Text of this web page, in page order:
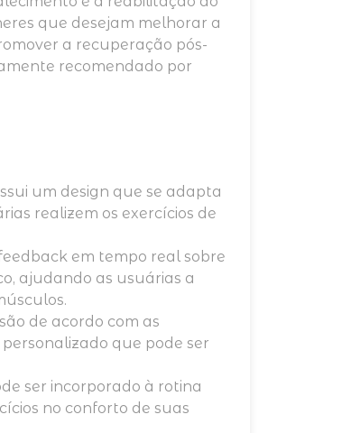
que desejam melhorar a
a recuperação pós-
recomendado por
um design que se adapta
realizem os exercícios de
em tempo real sobre
ajudando as usuárias a
de acordo com as
que pode ser
ser incorporado à rotina
no conforto de suas